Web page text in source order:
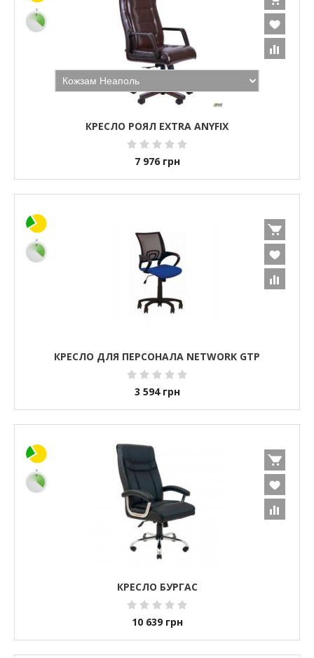
КРЕСЛО РОЯЛ EXTRA ANYFIX
7 976 грн
КРЕСЛО ДЛЯ ПЕРСОНАЛА NETWORK GTP
3 594 грн
КРЕСЛО БУРГАС
10 639 грн